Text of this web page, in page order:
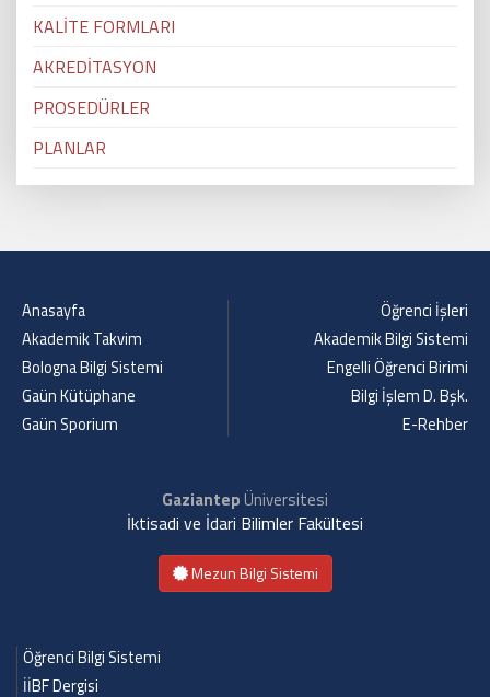
KALİTE FORMLARI
AKREDİTASYON
PROSEDÜRLER
PLANLAR
Anasayfa
Akademik Takvim
Bologna Bilgi Sistemi
Gaün Kütüphane
Gaün Sporium
Öğrenci İşleri
Akademik Bilgi Sistemi
Engelli Öğrenci Birimi
Bilgi İşlem D. Bşk.
E-Rehber
GaziantepÜniversitesi
İktisadi ve İdari Bilimler Fakültesi
Mezun Bilgi Sistemi
Öğrenci Bilgi Sistemi
İİBF Dergisi